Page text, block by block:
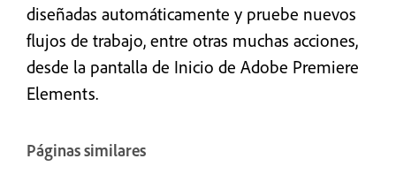
diseñadas automáticamente y pruebe nuevos
flujos de trabajo, entre otras muchas acciones,
desde la pantalla de Inicio de Adobe Premiere
Elements.
Páginas similares